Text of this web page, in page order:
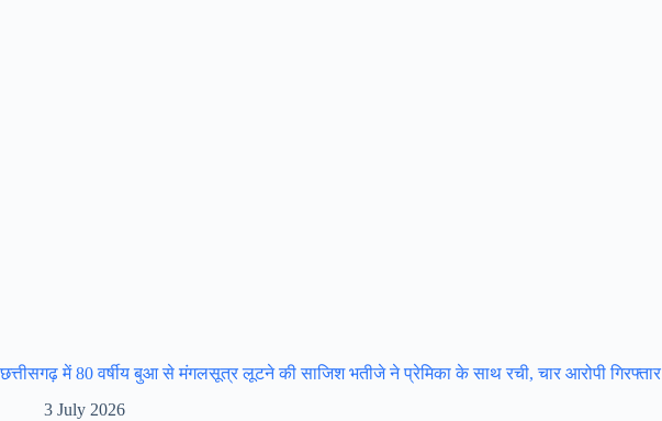
छत्तीसगढ़ में 80 वर्षीय बुआ से मंगलसूत्र लूटने की साजिश भतीजे ने प्रेमिका के साथ रची, चार आरोपी गिरफ्तार
3 July 2026